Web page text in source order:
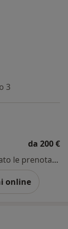
3
da 200 €
Questo dottore non ha ancora attivato le prenotazioni online presso questo indirizzo.
online